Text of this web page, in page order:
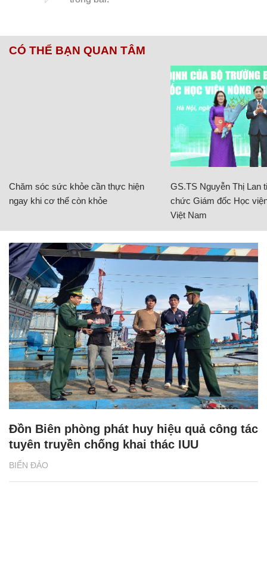
CÓ THỂ BẠN QUAN TÂM
Chăm sóc sức khỏe cần thực hiện
ngay khi cơ thể còn khỏe
GS.TS Nguyễn Thị Lan
chức Giám đốc Học
Việt Nam
BIỂN ĐẢO
Đồn Biên phòng phát huy hiệu quả công tác
tuyên truyền chống khai thác IUU